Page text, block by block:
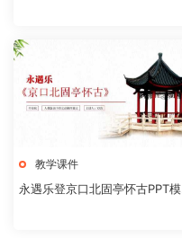
教学课件
永遇乐登京口北固亭怀古PPT模